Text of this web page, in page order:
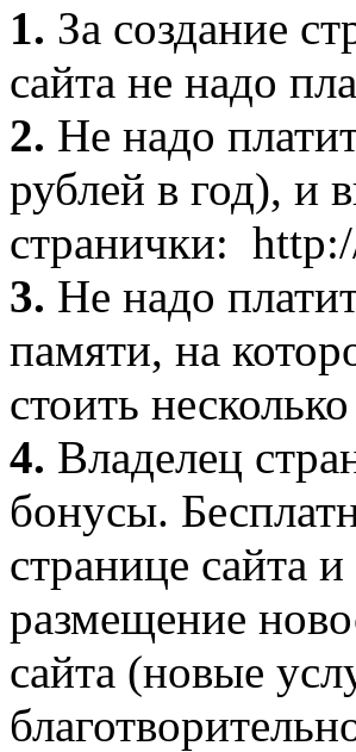
1. За создание
сайта не надо
2. Не надо
рублей в год), и
странички:
3. Не надо
памяти, на
стоить
4. Владелец
бонусы.
странице сайта
размещение
сайта (новые